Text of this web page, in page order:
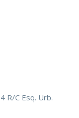
R/C Esq. Urb.